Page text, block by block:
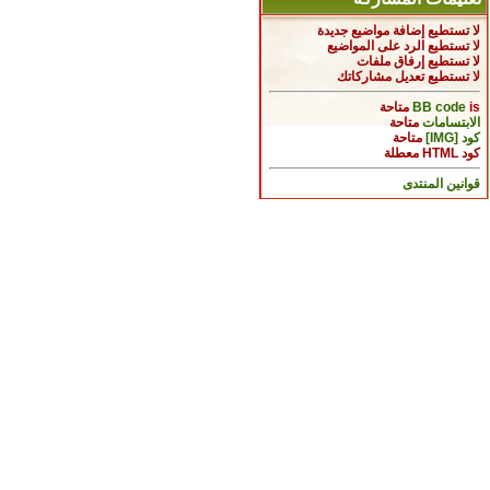
لا تستطيع إضافة مواضيع جديدة
لا تستطيع الرد على المواضيع
لا تستطيع إرفاق ملفات
لا تستطيعتعديل مشاركاتك
BB codeis
متاحة
الابتسامات متاحة
كود [IMG]
متاحة
كود HTML
معطلة
قوانين المنتدى